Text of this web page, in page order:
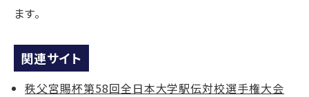
ます。
関連サイト
秩父宮賜杯第58回全日本大学駅伝対校選手権大会